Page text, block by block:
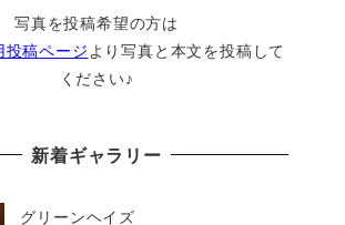
写真を投稿希望の方は
投稿ページ より写真と本文を投稿して
ください♪
新着ギャラリー
グリーンヘイズ